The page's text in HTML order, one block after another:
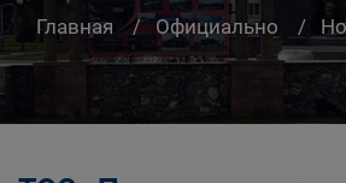
Главная Официально